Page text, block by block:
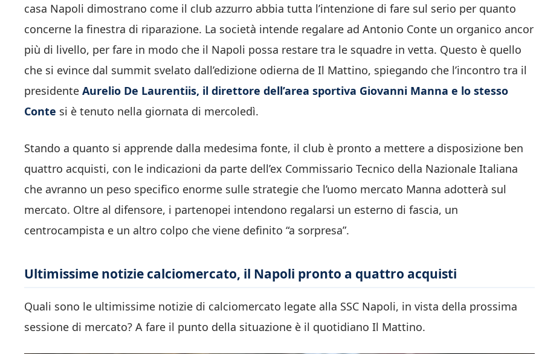
casa Napoli dimostrano come il club azzurro abbia tutta l’intenzione di fare sul serio per quanto
concerne la finestra di riparazione. La società intende regalare ad Antonio Conte un organico ancor
più di livello, per fare in modo che il Napoli possa restare tra le squadre in vetta. Questo è quello
che si evince dal summit svelato dall’edizione odierna de Il Mattino, spiegando che l’incontro tra il
presidente Aurelio De Laurentiis, il direttore dell’area sportiva Giovanni Manna e lo stesso
Conte si è tenuto nella giornata di mercoledì.
Stando a quanto si apprende dalla medesima fonte, il club è pronto a mettere a disposizione ben
quattro acquisti, con le indicazioni da parte dell’ex Commissario Tecnico della Nazionale Italiana
che avranno un peso specifico enorme sulle strategie che l’uomo mercato Manna adotterà sul
mercato. Oltre al difensore, i partenopei intendono regalarsi un esterno di fascia, un
centrocampista e un altro colpo che viene definito “a sorpresa”.
Ultimissime notizie calciomercato, il Napoli pronto a quattro acquisti
Quali sono le ultimissime notizie di calciomercato legate alla SSC Napoli, in vista della prossima
sessione di mercato? A fare il punto della situazione è il quotidiano Il Mattino.